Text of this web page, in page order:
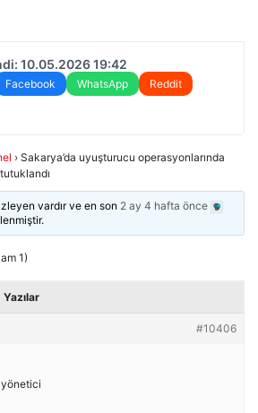
10.05.2026 19:42
Facebook WhatsApp
Reddit
› Sakarya’da uyuşturucu operasyonlarında
vardır ve en son 2 ay 4 hafta önce
1)
Yazılar
#10406